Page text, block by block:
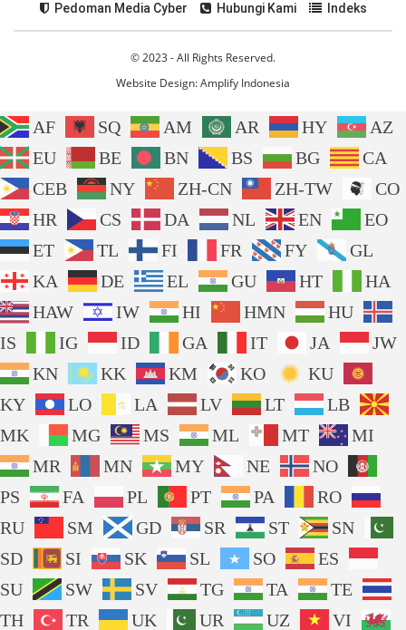
Pedoman Media Cyber
Hubungi Kami Indeks
© 2023 - All Rights Reserved.
Website Design:Amplify Indonesia
AF SQ AM AR HY
AZ
EU
BE BN BS BG
CA
CEB
NY ZH-CN ZH-TW
CO
HR
CS DA NL EN
EO
ET
TL FI FR FY
GL
KA
DE EL GU HT
HA
HAW
IW HI HMN
HU
IS
IG ID GA IT JA
JW
KN
KK KM KO
KU
KY
LO LA LV LT
LB
MK
MG MS ML MT
MI
MR
MN MY NE
NO
PS
FA PL PT PA
RO
RU
SM GD SR ST
SN
SD
SI SK SL SO
ES
SU
SW SV TG TA
TE
TH
TR UK UR UZ VI